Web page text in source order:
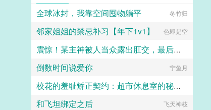
全球冰封，我靠空间囤物躺平
冬竹归
邻家姐姐的禁忌补习【年下1v1】 色即是空
震惊！某主神被人当众露出肛交，最后精神崩溃！
风和纱
倒数时间说爱你 宁鱼月
校花的羞耻矫正契约：超市休息室的秘密管教
猫舍管理员
和飞坦绑定之后 飞天神枝